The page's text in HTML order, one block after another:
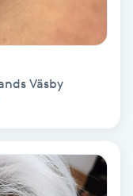
Väsby